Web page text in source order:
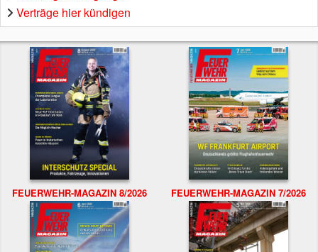
Verträge hier kündigen
FEUERWEHR-MAGAZIN 8/2026 FEUERWEHR-MAGAZIN 7/2026